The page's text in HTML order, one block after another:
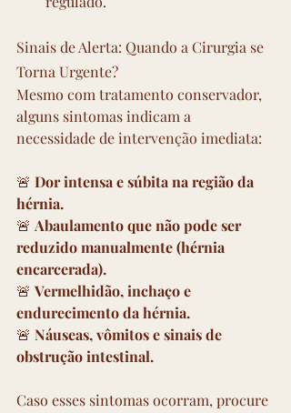
Sinais de Alerta: Quando a Cirurgia se
Torna Urgente?
Mesmo com tratamento conservador,
alguns sintomas indicam a
necessidade de intervenção imediata:
🚨 Dor intensa e súbita na região da
hérnia.
🚨 Abaulamento que não pode ser
reduzido manualmente (hérnia
encarcerada).
🚨 Vermelhidão, inchaço e
endurecimento da hérnia.
🚨 Náuseas, vômitos e sinais de
obstrução intestinal.
Caso esses sintomas ocorram, procure